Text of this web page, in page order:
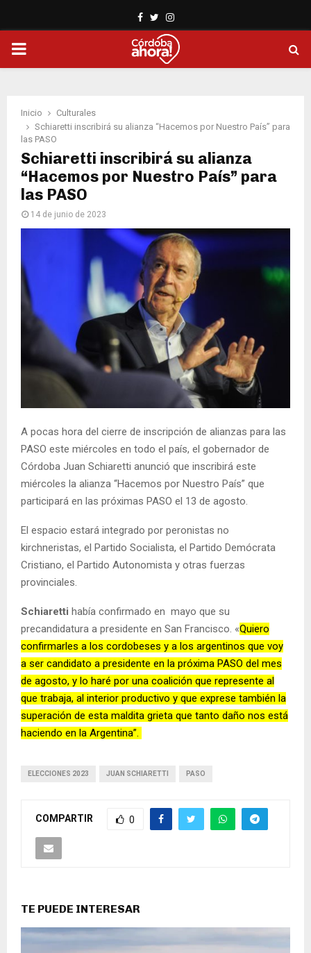
Facebook
TwitterInstagram
PRIMARY
Inicio
Culturales
Schiaretti inscribirá su alianza “Hacemos por Nuestro País” para
las PASO
Schiaretti inscribirá su alianza
“Hacemos por Nuestro País” para
las PASO
14 de junio de 2023
A pocas hora del cierre de inscripción de alianzas para las
PASO este miércoles en todo el país, el gobernador de
Córdoba Juan Schiaretti anunció que inscribirá este
miércoles la alianza “Hacemos por Nuestro País” que
participará en las próximas PASO el 13 de agosto.
El espacio estará integrado por peronistas no
kirchneristas, el Partido Socialista, el Partido Demócrata
Cristiano, el Partido Autonomista y otras fuerzas
provinciales.
Schiaretti había confirmado en mayo que su
precandidatura a presidente en San Francisco. «Quiero
confirmarles a los cordobeses y a los argentinos que voy
a ser candidato a presidente en la próxima PASO del mes
de agosto, y lo haré por una coalición que represente al
que trabaja, al interior productivo y que exprese también la
superación de esta maldita grieta que tanto daño nos está
haciendo en la Argentina”.
ELECCIONES 2023 JUAN SCHIARETTI PASO
COMPARTIR 0
TE PUEDE INTERESAR